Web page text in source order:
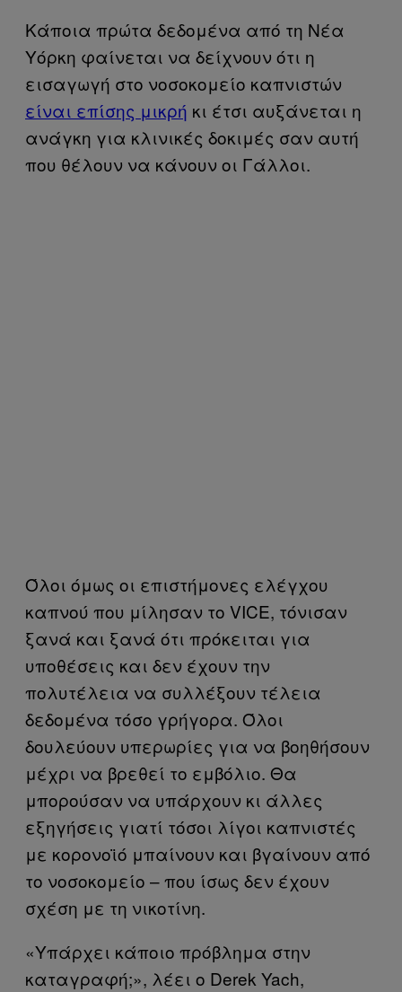
Κάποια πρώτα δεδομένα από τη Νέα
Υόρκη φαίνεται να δείχνουν ότι η
εισαγωγή στο νοσοκομείο καπνιστών
είναι επίσης μικρή κι έτσι αυξάνεται η
ανάγκη για κλινικές δοκιμές σαν αυτή
που θέλουν να κάνουν οι Γάλλοι.
Όλοι όμως οι επιστήμονες ελέγχου
καπνού που μίλησαν το VICE, τόνισαν
ξανά και ξανά ότι πρόκειται για
υποθέσεις και δεν έχουν την
πολυτέλεια να συλλέξουν τέλεια
δεδομένα τόσο γρήγορα. Όλοι
δουλεύουν υπερωρίες για να βοηθήσουν
μέχρι να βρεθεί το εμβόλιο. Θα
μπορούσαν να υπάρχουν κι άλλες
εξηγήσεις γιατί τόσοι λίγοι καπνιστές
με κορονοϊό μπαίνουν και βγαίνουν από
το νοσοκομείο – που ίσως δεν έχουν
σχέση με τη νικοτίνη.
«Υπάρχει κάποιο πρόβλημα στην
καταγραφή;», λέει ο Derek Yach,